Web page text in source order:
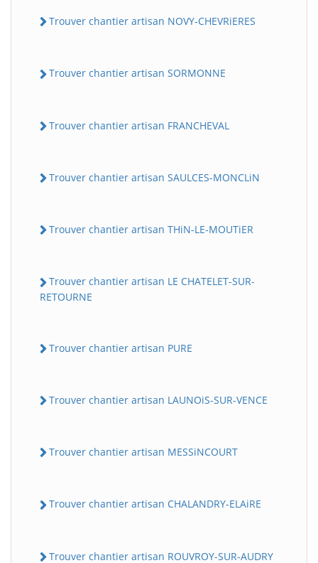
Trouver chantier artisan NOVY-CHEVRiERES
Trouver chantier artisan SORMONNE
Trouver chantier artisan FRANCHEVAL
Trouver chantier artisan SAULCES-MONCLiN
Trouver chantier artisan THiN-LE-MOUTiER
Trouver chantier artisan LE CHATELET-SUR-
RETOURNE
Trouver chantier artisan PURE
Trouver chantier artisan LAUNOiS-SUR-VENCE
Trouver chantier artisan MESSiNCOURT
Trouver chantier artisan CHALANDRY-ELAiRE
Trouver chantier artisan ROUVROY-SUR-AUDRY